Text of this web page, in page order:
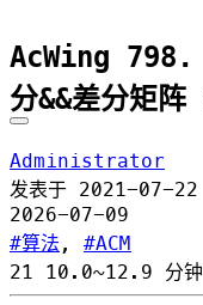
AcWing 798.
分&&差分矩阵
Administrator
发表于 2021-07-22
2026-07-09
算法,
ACM
21 10.0~12.9 分钟